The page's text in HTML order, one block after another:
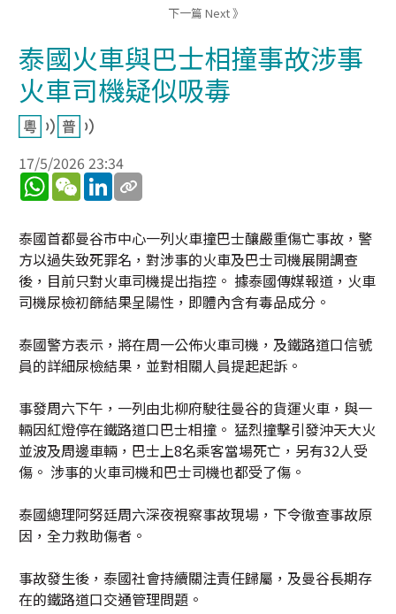
下一篇 Next 》
泰國火車與巴士相撞事故涉事
火車司機疑似吸毒
17/5/2026 23:34
WhatsApp
WeChatLinkedIn
泰國首都曼谷市中心一列火車撞巴士釀嚴重傷亡事故，警
方以過失致死罪名，對涉事的火車及巴士司機展開調查
後，目前只對火車司機提出指控。 據泰國傳媒報道，火車
司機尿檢初篩結果呈陽性，即體內含有毒品成分。
泰國警方表示，將在周一公佈火車司機，及鐵路道口信號
員的詳細尿檢結果，並對相關人員提起起訴。
事發周六下午，一列由北柳府駛往曼谷的貨運火車，與一
輛因紅燈停在鐵路道口巴士相撞。 猛烈撞擊引發沖天大火
並波及周邊車輛，巴士上8名乘客當場死亡，另有32人受
傷。 涉事的火車司機和巴士司機也都受了傷。
泰國總理阿努廷周六深夜視察事故現場，下令徹查事故原
因，全力救助傷者。
事故發生後，泰國社會持續關注責任歸屬，及曼谷長期存
在的鐵路道口交通管理問題。